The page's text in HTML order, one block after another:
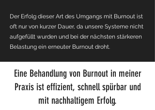
Der Erfolg dieser Art des Umgangs mit Burnout ist
oft nur von kurzer Dauer, da unsere Systeme nicht
aufgefüllt wurden und bei der nächsten stärkeren
Belastung ein erneuter Burnout droht.
Eine Behandlung von Burnout in meiner
Praxis ist effizient, schnell spürbar und
mit nachhaltigem Erfolg.